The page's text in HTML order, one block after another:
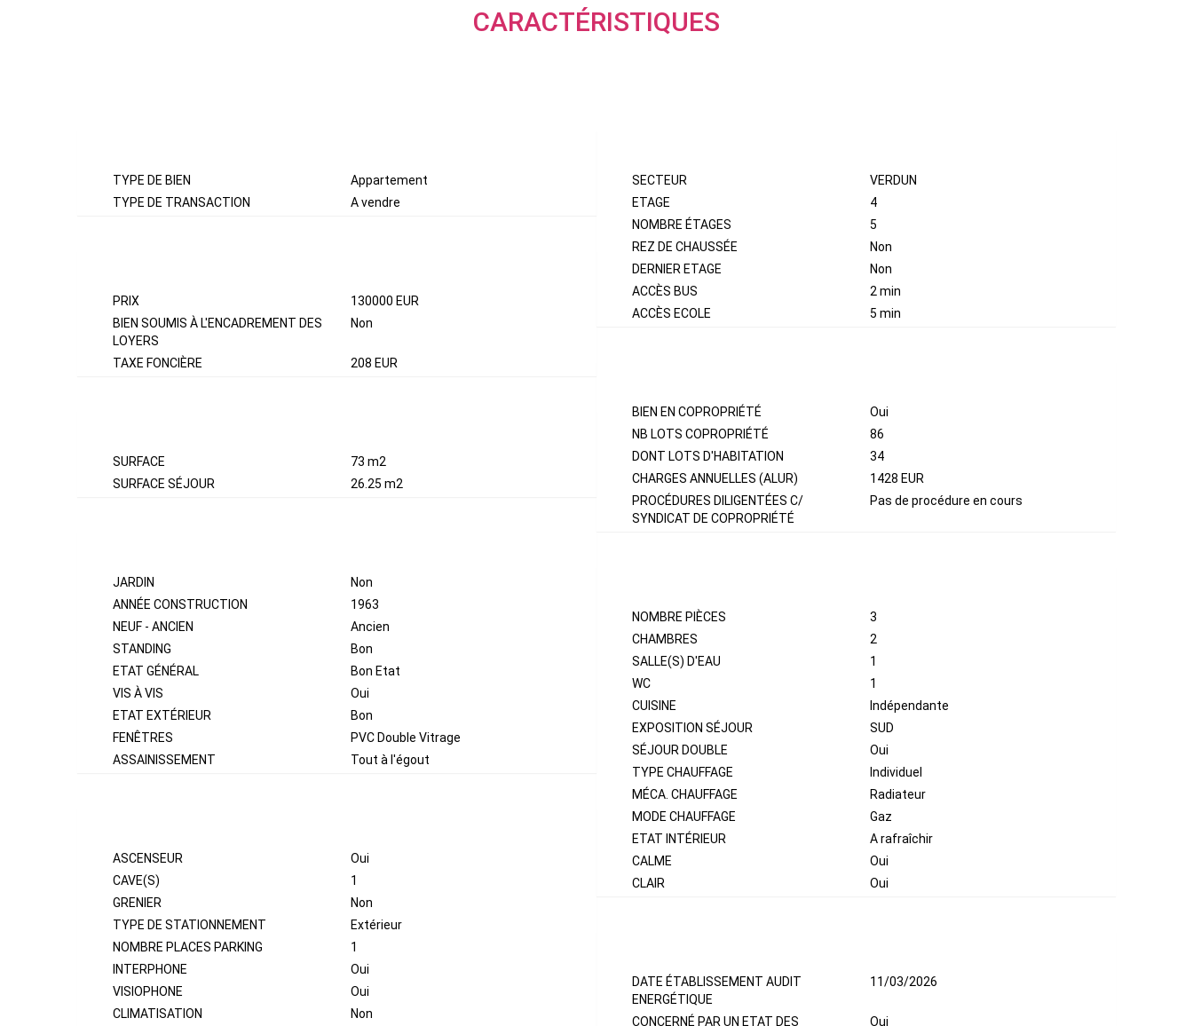
CARACTÉRISTIQUES
TYPE DE BIEN
Appartement
TYPE DE TRANSACTION
A vendre
SECTEUR
VERDUN
ETAGE
4
NOMBRE ÉTAGES
5
REZ DE CHAUSSÉE
Non
DERNIER ETAGE
Non
ACCÈS BUS
2 min
ACCÈS ECOLE
5 min
PRIX
130000 EUR
BIEN SOUMIS À L'ENCADREMENT DES
LOYERS
Non
TAXE FONCIÈRE 208 EUR
BIEN EN COPROPRIÉTÉ
Oui
NB LOTS COPROPRIÉTÉ
86
DONT LOTS D'HABITATION
34
CHARGES ANNUELLES (ALUR)
1428 EUR
PROCÉDURES DILIGENTÉES C/
SYNDICAT DE COPROPRIÉTÉ
Pas de procédure en cours
SURFACE
73 m2
SURFACE SÉJOUR
26.25 m2
JARDIN
Non
ANNÉE CONSTRUCTION
1963
NEUF - ANCIEN
Ancien
STANDING
Bon
ETAT GÉNÉRAL
Bon Etat
VIS À VIS
Oui
ETAT EXTÉRIEUR
Bon
FENÊTRES
PVC Double Vitrage
ASSAINISSEMENT
Tout à l'égout
NOMBRE PIÈCES
3
CHAMBRES
2
SALLE(S) D'EAU
1
WC
1
CUISINE
Indépendante
EXPOSITION SÉJOUR
SUD
SÉJOUR DOUBLE
Oui
TYPE CHAUFFAGE
Individuel
MÉCA. CHAUFFAGE
Radiateur
MODE CHAUFFAGE
Gaz
ETAT INTÉRIEUR
A rafraîchir
CALME
Oui
CLAIR
Oui
ASCENSEUR
Oui
CAVE(S)
1
GRENIER
Non
TYPE DE STATIONNEMENT
Extérieur
NOMBRE PLACES PARKING
1
INTERPHONE
Oui
VISIOPHONE
Oui
CLIMATISATION
Non
DATE ÉTABLISSEMENT AUDIT
ENERGÉTIQUE
11/03/2026
CONCERNÉ PAR UN ETAT DES Oui